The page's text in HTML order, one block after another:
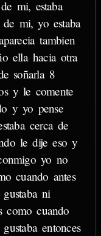
mi, estaba
mi, yo estaba
tambien
ella hacia otra
soñarla 8
y le comente
y yo pense
cerca de
le dije eso y
yo no
cuando antes
ni
como cuando
entonces